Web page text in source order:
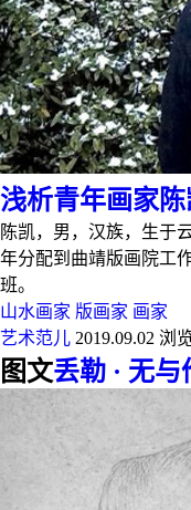
浅析青年画家
陈凯，男，汉族，生于
年分配到曲靖版画院工
班。
山水画家 版画家 画家
艺术范儿 2019.09.02 浏
图文丢勒 · 无